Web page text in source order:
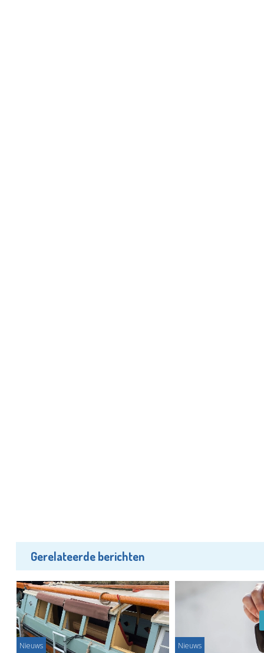
Gerelateerde berichten
Nieuws Nieuws